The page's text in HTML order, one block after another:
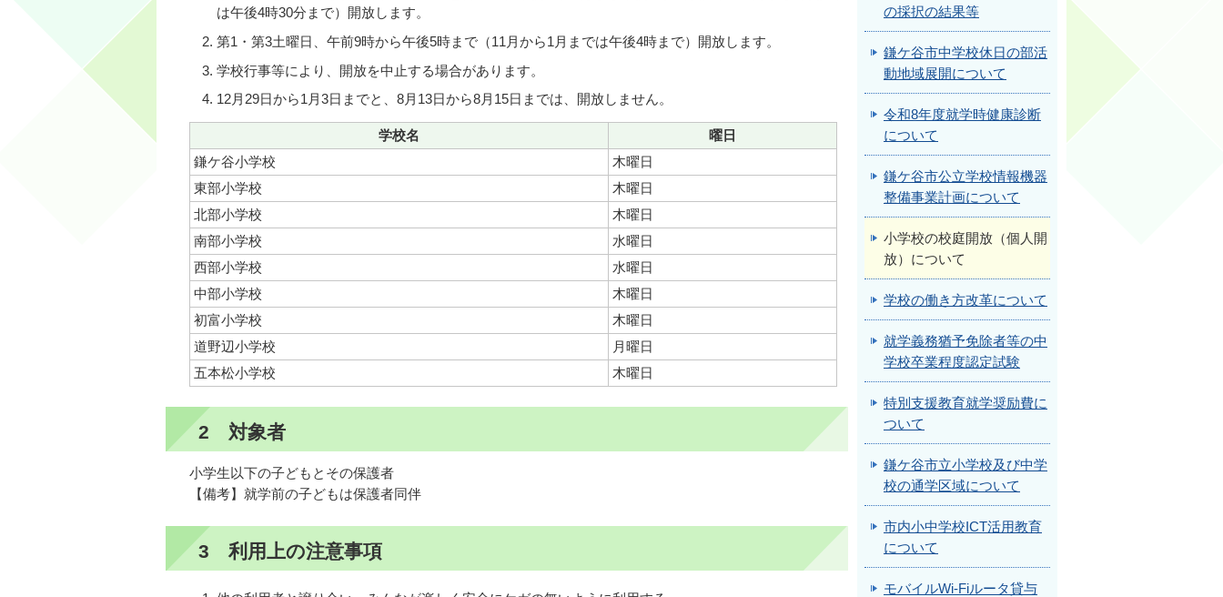
は午後4時30分まで）開放します。
第1・第3土曜日、午前9時から午後5時まで（11月から1月までは午後4時まで）開放します。
学校行事等により、開放を中止する場合があります。
12月29日から1月3日までと、8月13日から8月15日までは、開放しません。
学校名
曜日
鎌ケ谷小学校
木曜日
東部小学校
木曜日
北部小学校
木曜日
南部小学校
水曜日
西部小学校
水曜日
中部小学校
木曜日
初富小学校
木曜日
道野辺小学校
月曜日
五本松小学校
木曜日
2 対象者
小学生以下の子どもとその保護者
【備考】就学前の子どもは保護者同伴
3 利用上の注意事項
の採択の結果等
鎌ケ谷市中学校休日の部活
動地域展開について
令和8年度就学時健康診断
について
鎌ケ谷市公立学校情報機器
整備事業計画について
小学校の校庭開放（個人開
放）について
学校の働き方改革について
就学義務猶予免除者等の中
学校卒業程度認定試験
特別支援教育就学奨励費に
ついて
鎌ケ谷市立小学校及び中学
校の通学区域について
市内小中学校ICT活用教育
について
モバイルWi-Fiルータ貸与